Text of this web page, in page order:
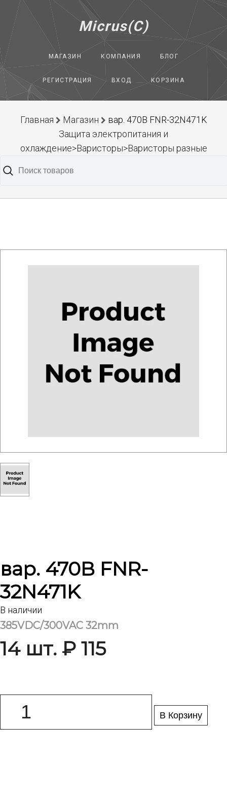
Micrus(C)
МАГАЗИН КОМПАНИЯ БЛОГ
РЕГИСТРАЦИЯ ВХОД КОРЗИНА
Главная Магазин
вар. 470В FNR-32N471K
Защита электропитания и
охлаждение>Варисторы>Варисторы разные
вар. 470В FNR-
32N471K
В наличии
385VDC/300VAC 32mm
14 шт. ₽ 115
В Корзину